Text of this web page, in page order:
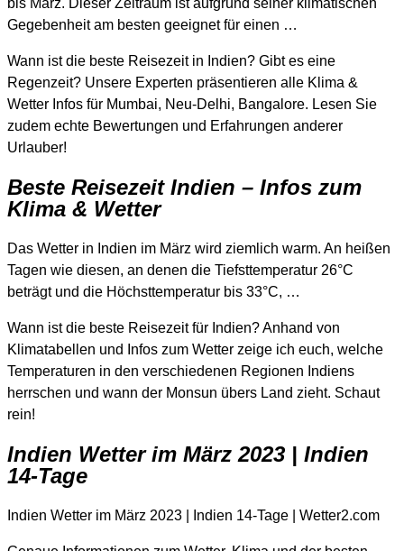
bis März. Dieser Zeitraum ist aufgrund seiner klimatischen
Gegebenheit am besten geeignet für einen …
Wann ist die beste Reisezeit in Indien? Gibt es eine
Regenzeit? Unsere Experten präsentieren alle Klima &
Wetter Infos für Mumbai, Neu-Delhi, Bangalore. Lesen Sie
zudem echte Bewertungen und Erfahrungen anderer
Urlauber!
Beste Reisezeit Indien – Infos zum
Klima & Wetter
Das Wetter in Indien im März wird ziemlich warm. An heißen
Tagen wie diesen, an denen die Tiefsttemperatur 26°C
beträgt und die Höchsttemperatur bis 33°C, …
Wann ist die beste Reisezeit für Indien? Anhand von
Klimatabellen und Infos zum Wetter zeige ich euch, welche
Temperaturen in den verschiedenen Regionen Indiens
herrschen und wann der Monsun übers Land zieht. Schaut
rein!
Indien Wetter im März 2023 | Indien
14-Tage
Indien Wetter im März 2023 | Indien 14-Tage | Wetter2.com